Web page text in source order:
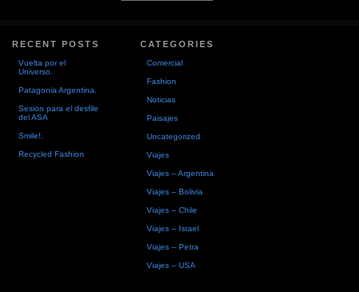
RECENT POSTS
Vuelta por el
Universo.
Patagonia Argentina.
Sesion para el desfile
del ASA
Smile!.
Recycled Fashion
CATEGORIES
Comercial
Fashion
Noticias
Paisajes
Uncategorized
Viajes
Viajes – Argentina
Viajes – Bolivia
Viajes – Chile
Viajes – Israel
Viajes – Petra
Viajes – USA